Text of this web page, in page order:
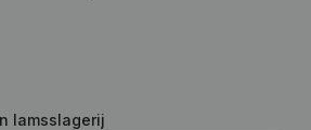
lamsslagerij